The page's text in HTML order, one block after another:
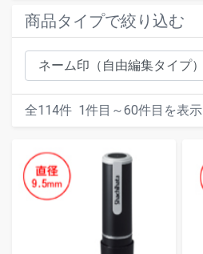
商品タイプで絞り込む
全114件 1件目～60件目を表示